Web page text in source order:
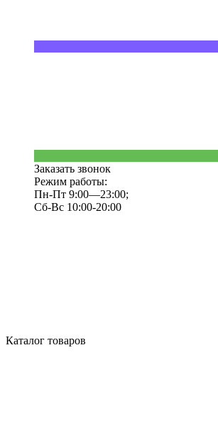
Заказать звонок
Режим работы:
Пн-Пт 9:00—23:00;
Сб-Вс 10:00-20:00
Каталог товаров